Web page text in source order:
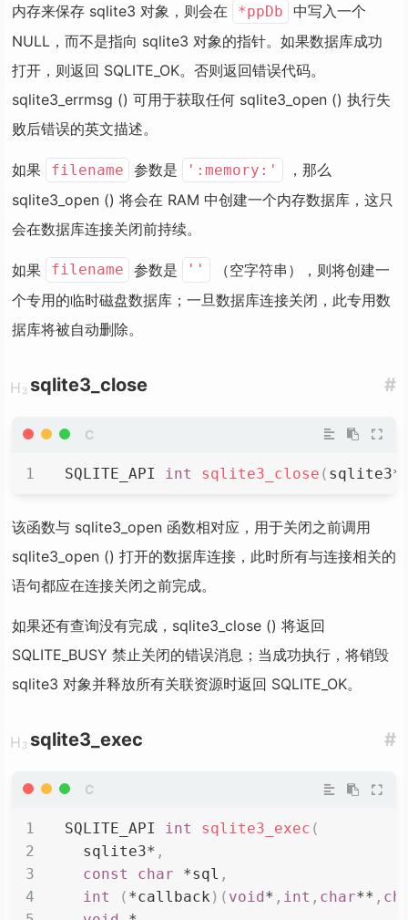
#define SQLITE_DONE 101 /*
内存来保存 sqlite3 对象，则会在
*ppDb
中写入一个
NULL，而不是指向 sqlite3 对象的指针。如果数据库成功
打开，则返回 SQLITE_OK。否则返回错误代码。
sqlite3_errmsg () 可用于获取任何 sqlite3_open () 执行失
败后错误的英文描述。
如果 filename 参数是 ':memory:'
，那么
sqlite3_open () 将会在 RAM 中创建一个内存数据库，这只
会在数据库连接关闭前持续。
如果 filename 参数是 ''
（空字符串），则将创建一
个专用的临时磁盘数据库；一旦数据库连接关闭，此专用数
据库将被自动删除。
#
sqlite3_close
SQLITE_API int sqlite3_close ( sqlite3*
该函数与 sqlite3_open 函数相对应，用于关闭之前调用
sqlite3_open () 打开的数据库连接，此时所有与连接相关的
语句都应在连接关闭之前完成。
如果还有查询没有完成，sqlite3_close () 将返回
SQLITE_BUSY 禁止关闭的错误消息；当成功执行，将销毁
sqlite3 对象并释放所有关联资源时返回 SQLITE_OK。
#
sqlite3_exec
SQLITE_API int sqlite3_exec (
  sqlite3
* ,
const
char *sql ,
int
( *callback ) ( void * , int , char** ,